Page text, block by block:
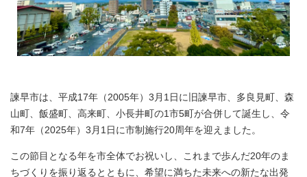
諫早市は、平成17年（2005年）3月1日に旧諫早市、多良見町、森
山町、飯盛町、高来町、小長井町の1市5町が合併して誕生し、令
和7年（2025年）3月1日に市制施行20周年を迎えました。
この節目となる年を市全体でお祝いし、これまで歩んだ20年のま
ちづくりを振り返るとともに、希望に満ちた未来への新たな出発